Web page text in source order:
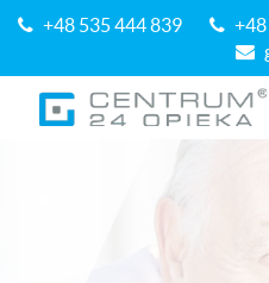
+48 535 444 839